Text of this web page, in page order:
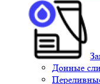
Донные